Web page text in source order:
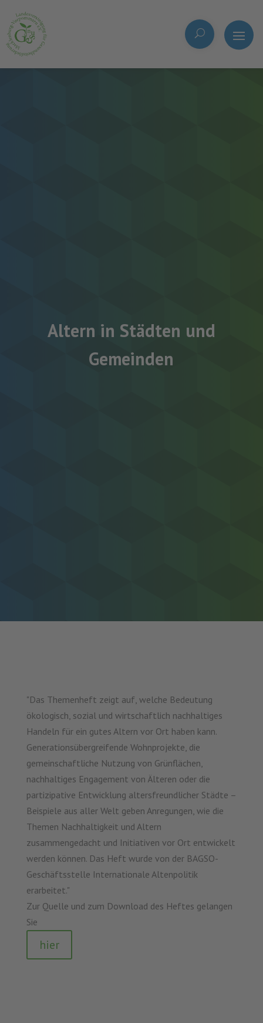
Altern in Städten und
Gemeinden
"Das Themenheft zeigt auf, welche Bedeutung
ökologisch, sozial und wirtschaftlich nachhaltiges
Handeln für ein gutes Altern vor Ort haben kann.
Generationsübergreifende Wohnprojekte, die
gemeinschaftliche Nutzung von Grünflächen,
nachhaltiges Engagement von Älteren oder die
partizipative Entwicklung altersfreundlicher Städte –
Beispiele aus aller Welt geben Anregungen, wie die
Themen Nachhaltigkeit und Altern
zusammengedacht und Initiativen vor Ort entwickelt
werden können. Das Heft wurde von der BAGSO-
Geschäftsstelle Internationale Altenpolitik
erarbeitet."
Zur Quelle und zum Download des Heftes gelangen
Sie
hier